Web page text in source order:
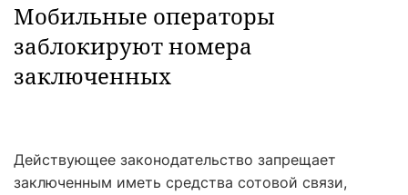
Мобильные операторы
заблокируют номера
заключенных
Действующее законодательство запрещает
заключенным иметь средства сотовой связи,